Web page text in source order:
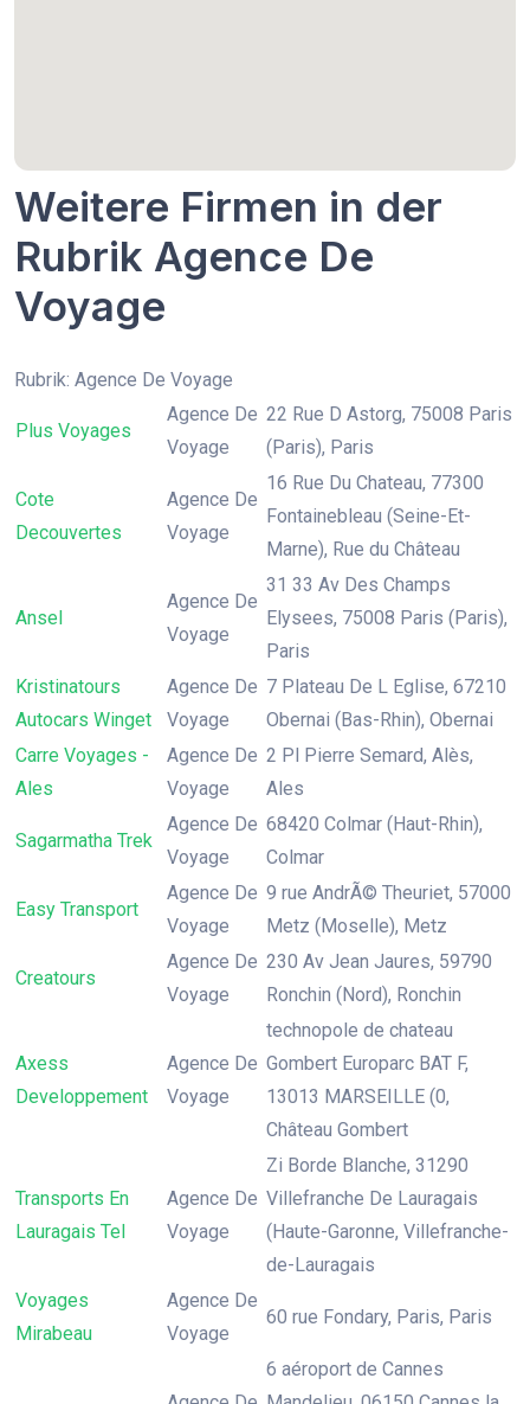
Weitere Firmen in der
Rubrik Agence De
Voyage
Rubrik: Agence De Voyage
Plus Voyages
Agence De
Voyage
22 Rue D Astorg, 75008 Paris
(Paris), Paris
Cote
Decouvertes
Agence De
Voyage
16 Rue Du Chateau, 77300
Fontainebleau (Seine-Et-
Marne), Rue du Château
Ansel
Agence De
Voyage
31 33 Av Des Champs
Elysees, 75008 Paris (Paris),
Paris
Kristinatours
Autocars Winget
Agence De
Voyage
7 Plateau De L Eglise, 67210
Obernai (Bas-Rhin), Obernai
Carre Voyages -
Ales
Agence De
Voyage
2 Pl Pierre Semard, Alès,
Ales
Sagarmatha Trek
Agence De
Voyage
68420 Colmar (Haut-Rhin),
Colmar
Easy Transport
Agence De
Voyage
9 rue AndrÃ© Theuriet, 57000
Metz (Moselle), Metz
Creatours
Agence De
Voyage
230 Av Jean Jaures, 59790
Ronchin (Nord), Ronchin
Axess
Developpement
Agence De
Voyage
technopole de chateau
Gombert Europarc BAT F,
13013 MARSEILLE (0,
Château Gombert
Transports En
Lauragais Tel
Agence De
Voyage
Zi Borde Blanche, 31290
Villefranche De Lauragais
(Haute-Garonne, Villefranche-
de-Lauragais
Voyages
Mirabeau
Agence De
Voyage
60 rue Fondary, Paris, Paris
6 aéroport de Cannes